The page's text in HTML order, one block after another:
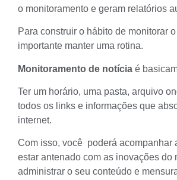
o monitoramento e geram relatórios
Para construir o hábito de monitorar
importante manter uma rotina.
Monitoramento de notícia é
Ter um horário, uma pasta, arquivo
todos os links e informações que
internet.
Com isso, você poderá acompanhar
estar antenado com as inovações do
administrar o seu conteúdo e